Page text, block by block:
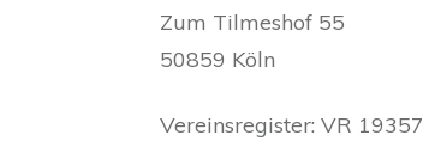
Zum Tilmeshof 55
50859 Köln
Vereinsregister: VR 19357